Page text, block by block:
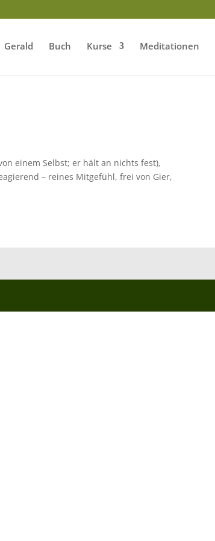
Gerald Buch Kurse Meditationen
einem Selbst; er hält an nichts fest),
– reines Mitgefühl, frei von Gier,